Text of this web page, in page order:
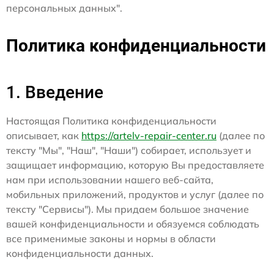
персональных данных".
Политика конфиденциальности
1. Введение
Настоящая Политика конфиденциальности
описывает, как https://artelv-repair-center.ru (далее по
тексту "Мы", "Наш", "Наши") собирает, использует и
защищает информацию, которую Вы предоставляете
нам при использовании нашего веб-сайта,
мобильных приложений, продуктов и услуг (далее по
тексту "Сервисы"). Мы придаем большое значение
вашей конфиденциальности и обязуемся соблюдать
все применимые законы и нормы в области
конфиденциальности данных.